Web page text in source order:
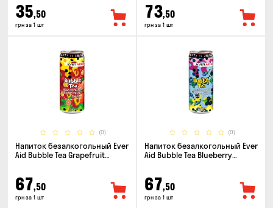
35,50
грн за 1 шт
73,50
грн за 1 шт
(0)
Напиток безалкогольный Ever
Aid Bubble Tea Grapefruit
67,50
грн за 1 шт
(0)
Напиток безалкогольный Ever
Aid Bubble Tea Blueberry
67,50
грн за 1 шт